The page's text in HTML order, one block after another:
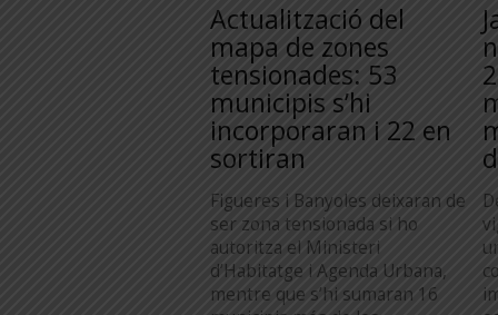
Actualització del
mapa de zones
tensionades: 53
municipis s’hi
incorporaran i 22 en
sortiran
Figueres i Banyoles deixaran de
ser zona tensionada si ho
autoritza el Ministeri
d’Habitatge i Agenda Urbana,
mentre que s’hi sumaran 16